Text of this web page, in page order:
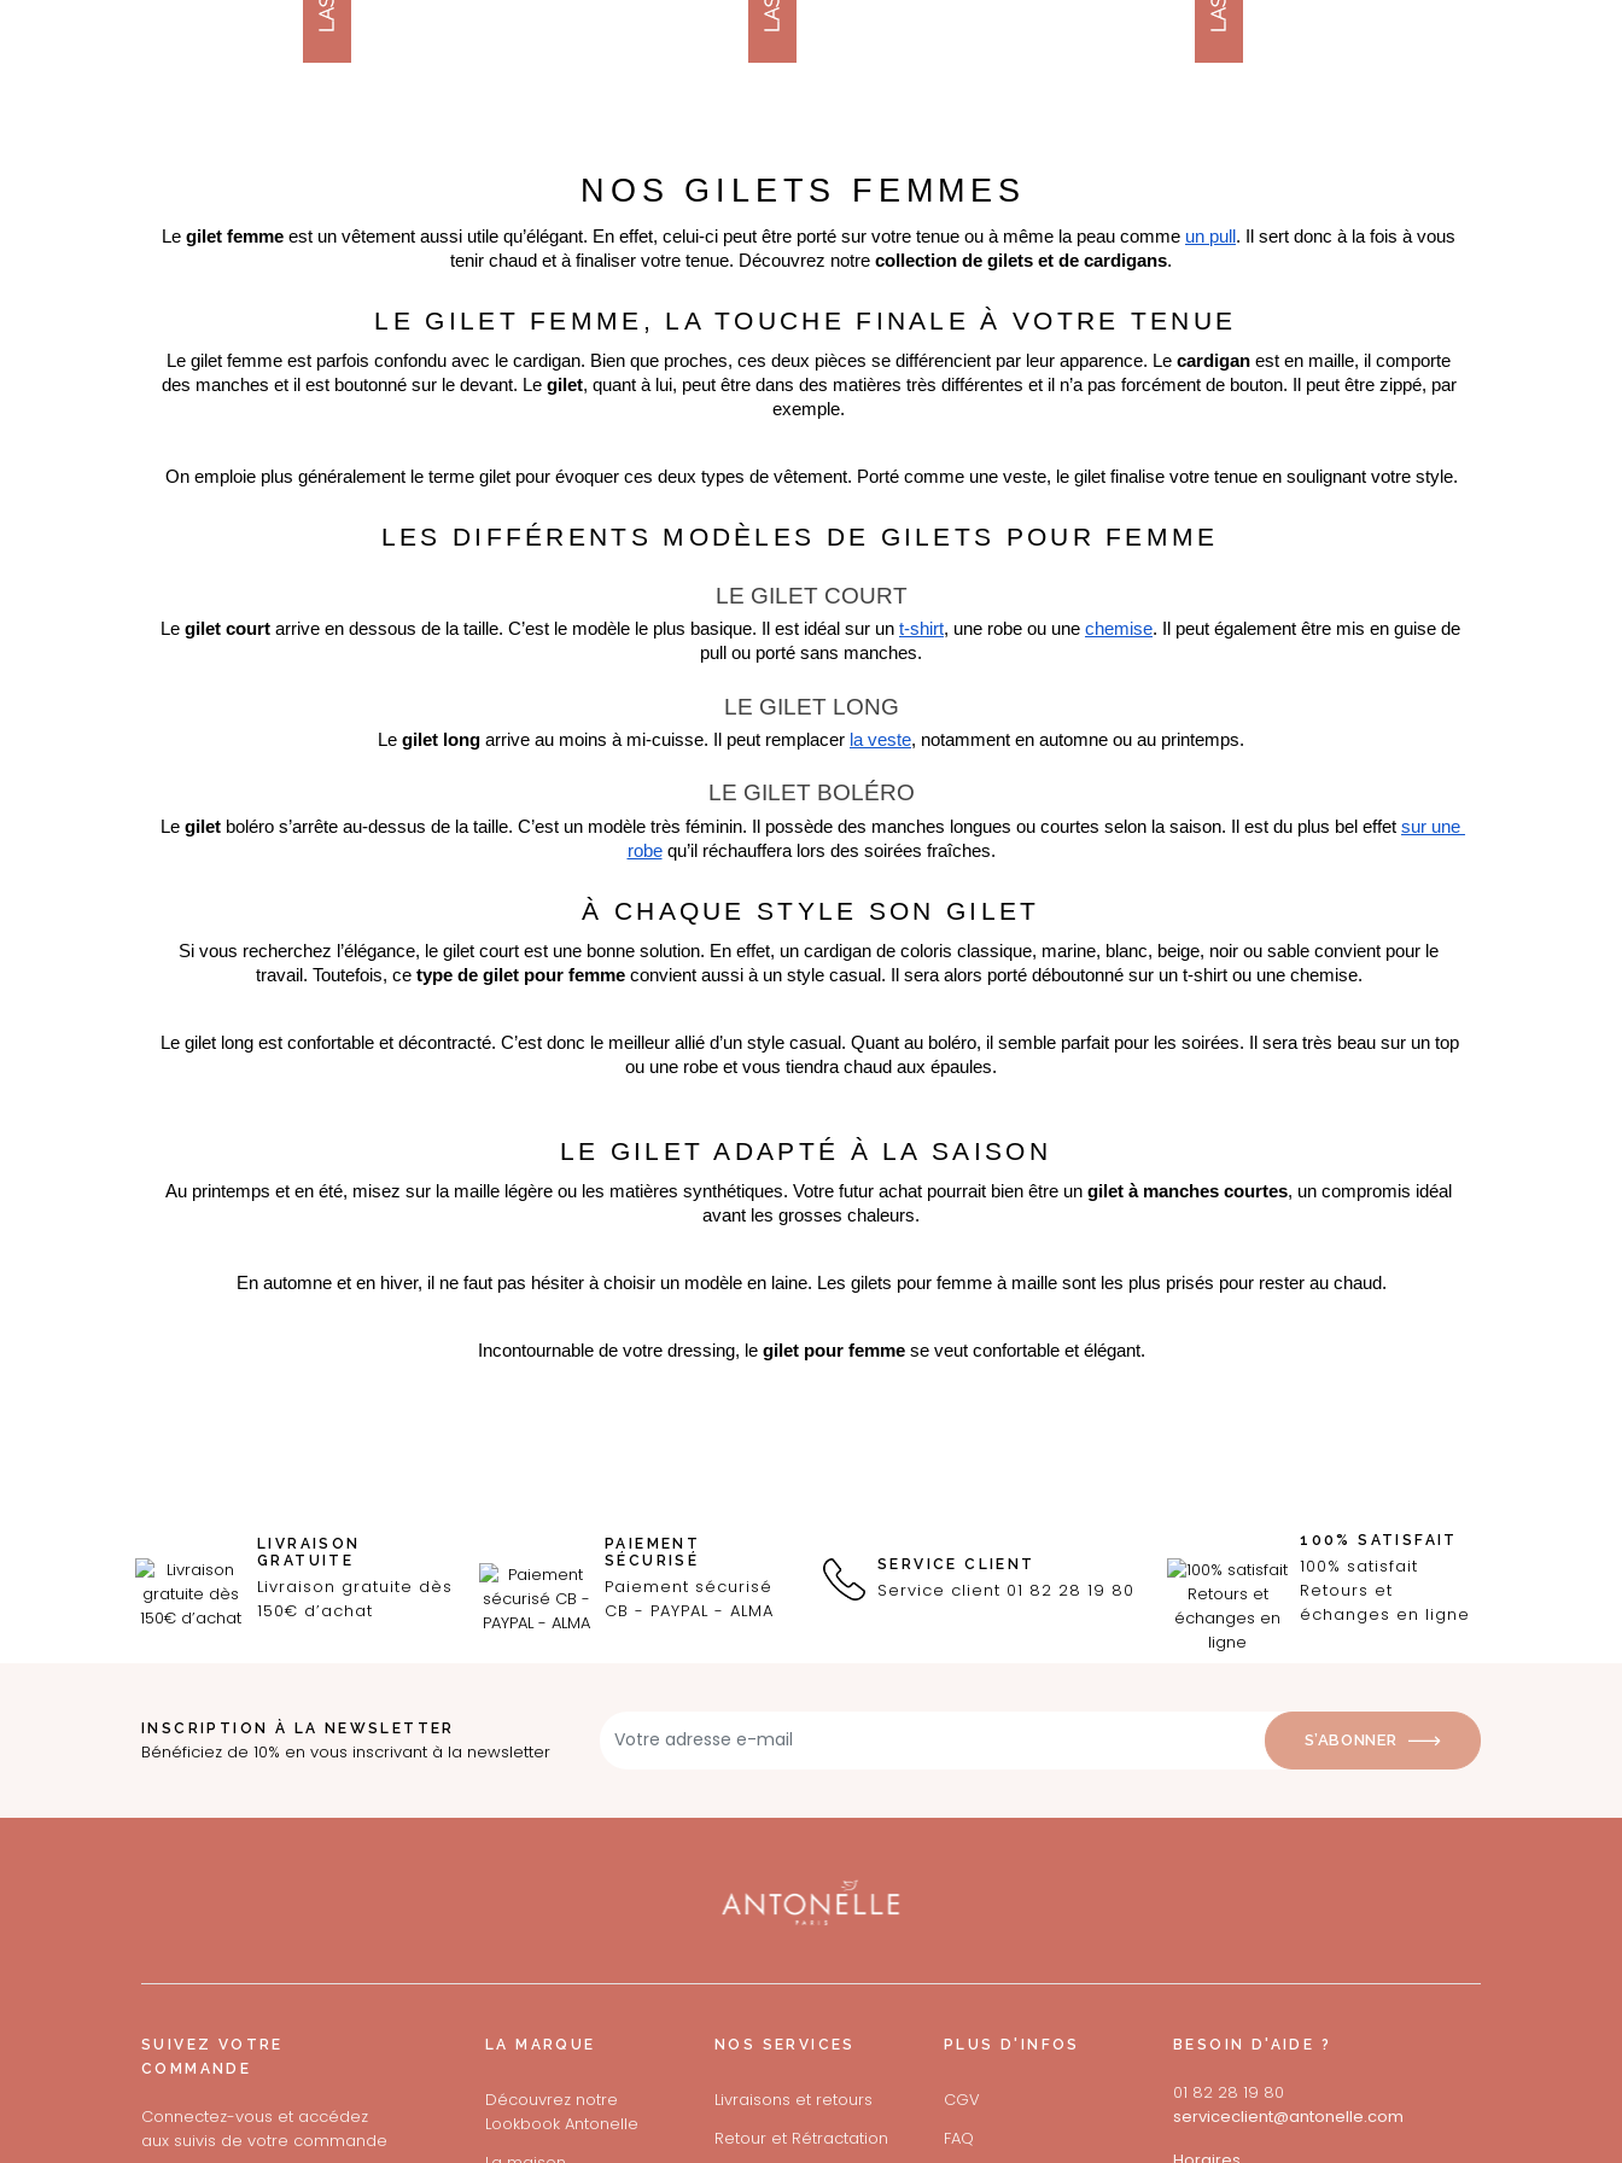
NOS GILETS FEMMES
Le gilet femme est un vêtement aussi utile qu’élégant. En effet, celui-ci peut être porté sur votre tenue ou à même la peau comme un pull . Il sert donc à la fois à vous
tenir chaud et à finaliser votre tenue. Découvrez notre collection de gilets et de cardigans.
LE GILET FEMME, LA TOUCHE FINALE À VOTRE TENUE
Le gilet femme est parfois confondu avec le cardigan. Bien que proches, ces deux pièces se différencient par leur apparence. Le cardigan est en maille, il comporte
des manches et il est boutonné sur le devant. Le gilet, quant à lui, peut être dans des matières très différentes et il n’a pas forcément de bouton. Il peut être zippé, par
exemple.
On emploie plus généralement le terme gilet pour évoquer ces deux types de vêtement. Porté comme une veste, le gilet finalise votre tenue en soulignant votre style.
LES DIFFÉRENTS MODÈLES DE GILETS POUR FEMME
LE GILET COURT
Le gilet court arrive en dessous de la taille. C’est le modèle le plus basique. Il est idéal sur un t-shirt, une robe ou une chemise. Il peut également être mis en guise de
pull ou porté sans manches.
LE GILET LONG
Le gilet long arrive au moins à mi-cuisse. Il peut remplacer la veste, notamment en automne ou au printemps.
LE GILET BOLÉRO
Le gilet boléro s’arrête au-dessus de la taille. C’est un modèle très féminin. Il possède des manches longues ou courtes selon la saison. Il est du plus bel effet sur une
robe qu’il réchauffera lors des soirées fraîches.
À CHAQUE STYLE SON GILET
Si vous recherchez l’élégance, le gilet court est une bonne solution. En effet, un cardigan de coloris classique, marine, blanc, beige, noir ou sable convient pour le
travail. Toutefois, ce type de gilet pour femme convient aussi à un style casual. Il sera alors porté déboutonné sur un t-shirt ou une chemise.
Le gilet long est confortable et décontracté. C’est donc le meilleur allié d’un style casual. Quant au boléro, il semble parfait pour les soirées. Il sera très beau sur un top
ou une robe et vous tiendra chaud aux épaules.
LE GILET ADAPTÉ À LA SAISON
Au printemps et en été, misez sur la maille légère ou les matières synthétiques. Votre futur achat pourrait bien être un gilet à manches courtes, un compromis idéal
avant les grosses chaleurs.
En automne et en hiver, il ne faut pas hésiter à choisir un modèle en laine. Les gilets pour femme à maille sont les plus prisés pour rester au chaud.
Incontournable de votre dressing, le gilet pour femme se veut confortable et élégant.
LIVRAISON
GRATUITE
Livraison gratuite dès
150€ d’achat
PAIEMENT
SÉCURISÉ
Paiement sécurisé
CB - PAYPAL - ALMA
SERVICE CLIENT
Service client 01 82 28 19 80
100% SATISFAIT
100% satisfait
Retours et
échanges en ligne
INSCRIPTION À LA NEWSLETTER
Bénéficiez de 10% en vous inscrivant à la newsletter
S’ABONNER
SUIVEZ VOTRE
COMMANDE
Connectez-vous et accédez
aux suivis de votre commande
BESOIN D'AIDE ?
01 82 28 19 80
serviceclient@antonelle.com
LA MARQUE
Découvrez notre
Lookbook Antonelle
NOS SERVICES
Livraisons et retours
Retour et Rétractation
PLUS D'INFOS
CGV
FAQ